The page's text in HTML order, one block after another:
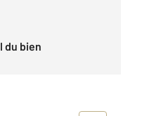
du bien